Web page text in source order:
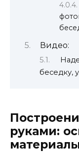
Видео:
беседку,
руками: